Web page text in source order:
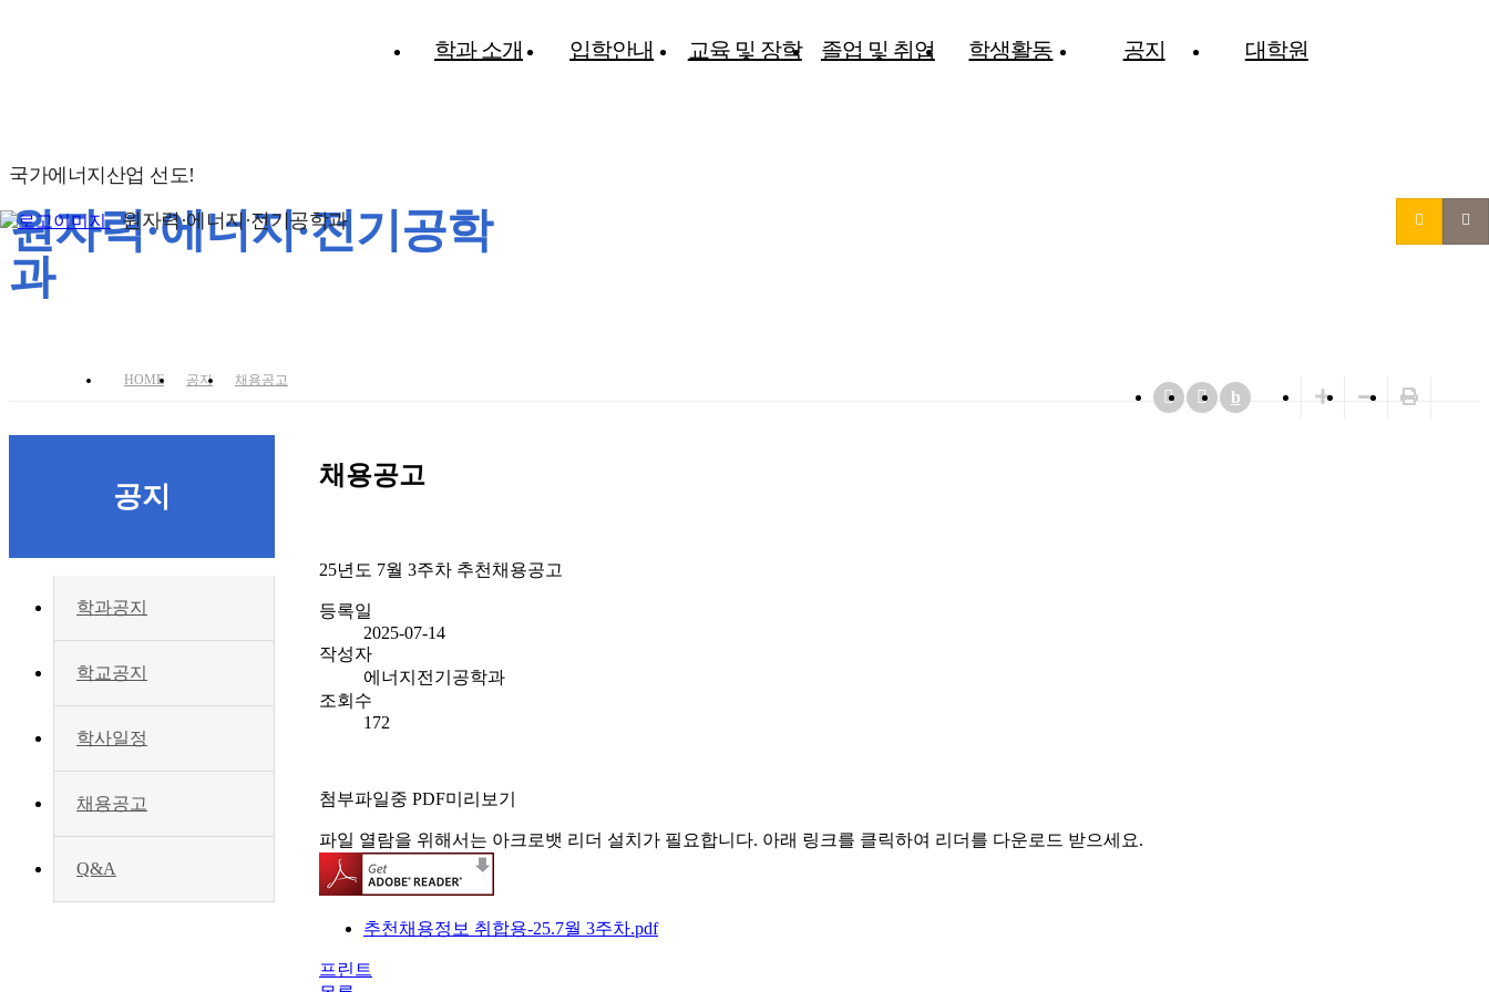
원자력·에너지·전기공학과
학과 소개 입학안내 교육 및 장학 졸업 및 취업 학생활동 공지 대학원
국가에너지산업 선도!
원자력·에너지·전기공학
과
HOME 공지 채용공고
b
공지
학과공지
학교공지
학사일정
채용공고
Q&A
채용공고
25년도 7월 3주차 추천채용공고
등록일
2025-07-14
작성자
에너지전기공학과
조회수
172
첨부파일중 PDF미리보기
파일 열람을 위해서는 아크로뱃 리더 설치가 필요합니다. 아래 링크를 클릭하여 리더를 다운로드 받으세요.
추천채용정보 취합용-25.7월 3주차.pdf
프린트